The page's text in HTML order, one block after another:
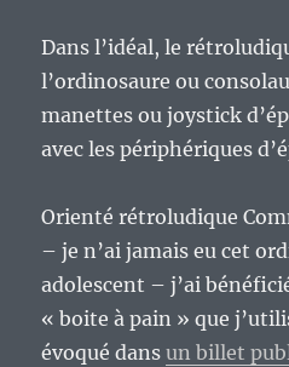
Dans l’idéal, le
l’ordinosaure ou
manettes ou joystick
avec les périphériques
Orienté rétroludique
– je n’ai jamais eu cet
adolescent – j’ai
« boite à pain » que
évoqué dansun billet